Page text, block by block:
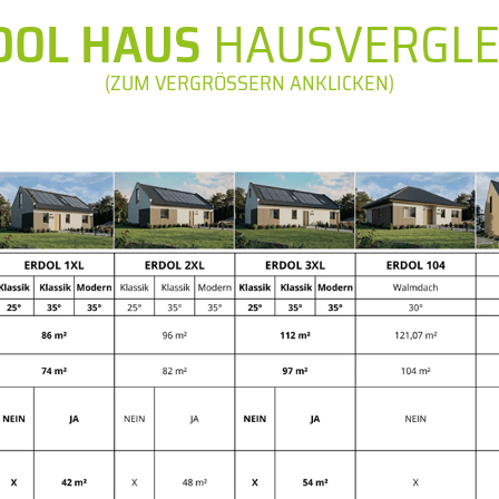
HAUS
(ZUM VERGRÖSSERN ANKLICKEN)